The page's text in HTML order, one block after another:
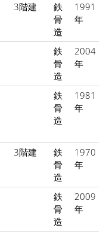
3階建
鉄
骨
造
1991
年
鉄
骨
造
2004
年
鉄
骨
造
1981
年
3階建
鉄
骨
造
1970
年
鉄
骨
造
2009
年